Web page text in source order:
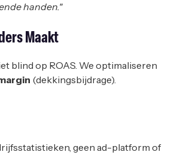
handen."
Maakt
blind op ROAS. We optimaliseren
(dekkingsbijdrage).
geen ad-platform of